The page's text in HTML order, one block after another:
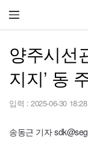
양주시선
지지’ 동
입력 : 2025-06-30 18:28
송동근 기자